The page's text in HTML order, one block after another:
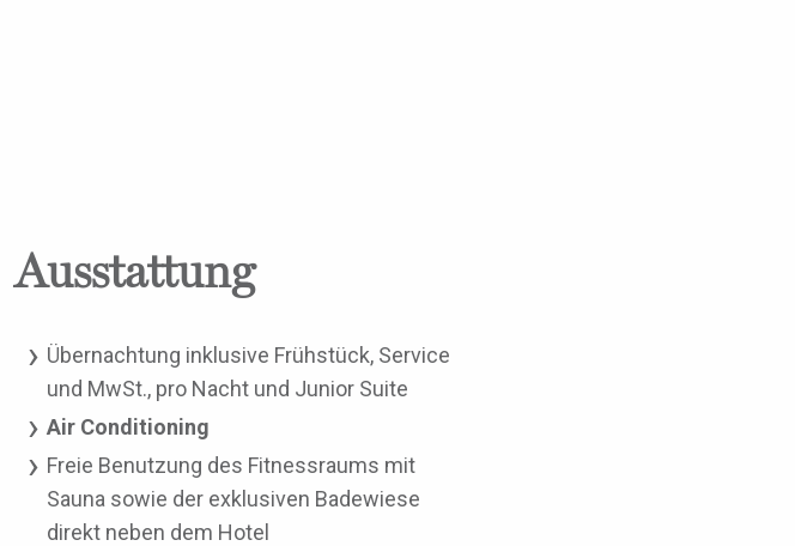
Ausstattung
Übernachtung inklusive Frühstück, Service
und MwSt., pro Nacht und Junior Suite
Air Conditioning
Freie Benutzung des Fitnessraums mit
Sauna sowie der exklusiven Badewiese
direkt neben dem Hotel